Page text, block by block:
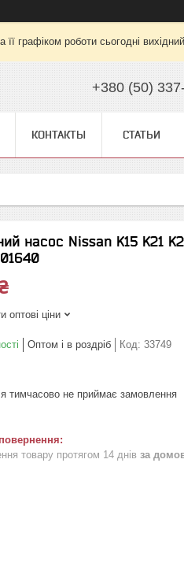
графіком роботи сьогодні
+380 (50)
КОНТАКТЫ СТАТЬИ
насос Nissan K15 K21
оптові ціни
Оптом і в роздріб Код: 33749
тимчасово не приймає замовлення
товару протягом 14 днів за